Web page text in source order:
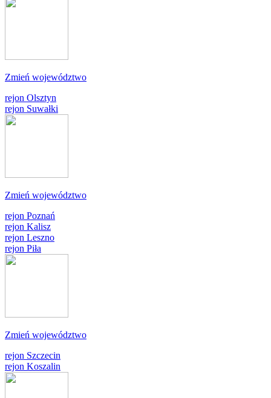
Zmień województwo
rejon Olsztyn
rejon Suwałki
Zmień województwo
rejon Poznań
rejon Kalisz
rejon Leszno
rejon Piła
Zmień województwo
rejon Szczecin
rejon Koszalin